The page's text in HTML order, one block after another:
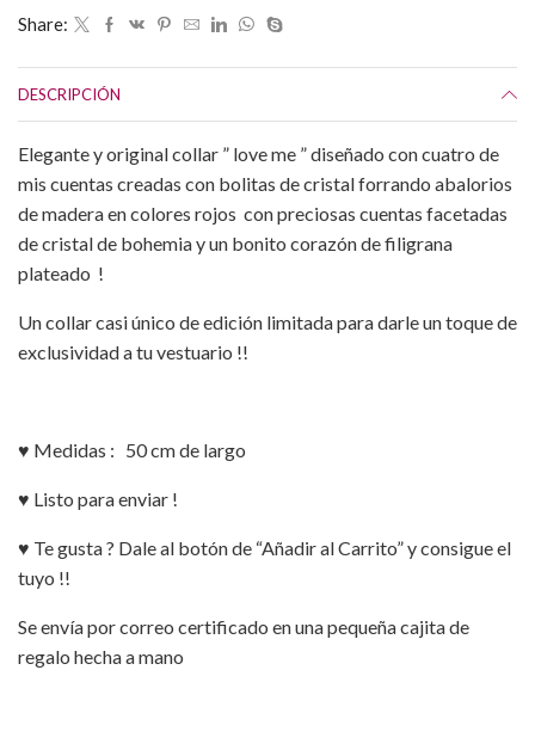
Share:
DESCRIPCIÓN
Elegante y original collar ” love me ” diseñado con cuatro de
mis cuentas creadas con bolitas de cristal forrando abalorios
de madera en colores rojos con preciosas cuentas facetadas
de cristal de bohemia y un bonito corazón de filigrana
plateado !
Un collar casi único de edición limitada para darle un toque de
exclusividad a tu vestuario !!
♥ Medidas : 50 cm de largo
♥ Listo para enviar !
♥ Te gusta ? Dale al botón de “Añadir al Carrito” y consigue el
tuyo !!
Se envía por correo certificado en una pequeña cajita de
regalo hecha a mano